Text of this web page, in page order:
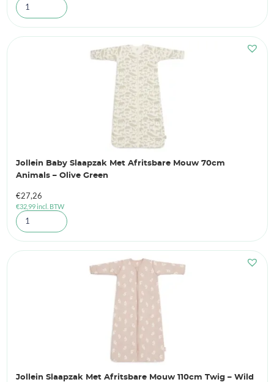
Jollein Baby Slaapzak Met Afritsbare Mouw 70cm
Animals – Olive Green
€27,26
€32,99incl. BTW
Jollein Slaapzak Met Afritsbare Mouw 110cm Twig – Wild